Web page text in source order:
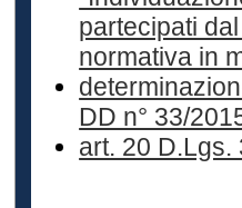
partecipati
normativa in
DD n° 33/
art. 20 D.Lgs.